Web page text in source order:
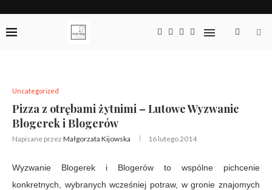
Uncategorized
Pizza z otrębami żytnimi – Lutowe Wyzwanie
Blogerek i Blogerów
Napisane przez Małgorzata Kijowska 16 lutego 2014
Wyzwanie Blogerek i Blogerów to wspólne pichcenie
konkretnych, wybranych wcześniej potraw, w gronie znajomych